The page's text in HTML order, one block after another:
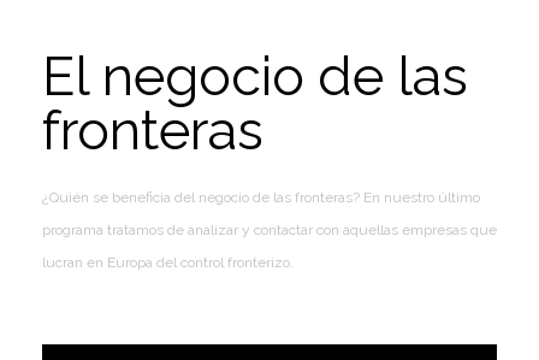
El negocio de las
fronteras
¿Quién se beneficia del negocio de las fronteras? En nuestro último
programa tratamos de analizar y contactar con aquellas empresas que
lucran en Europa del control fronterizo.